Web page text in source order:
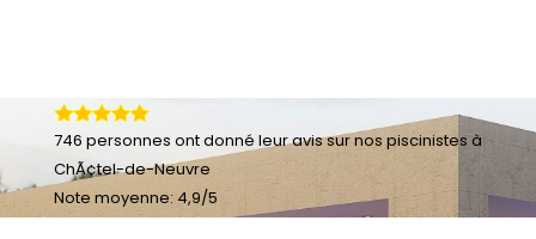
746 personnes ont donné leuravis sur nos piscinistes à
ChÃ¢tel-de-Neuvre
Note moyenne: 4,9/5